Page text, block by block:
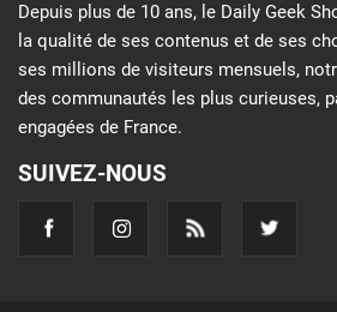
Depuis plus de 10 ans, le Daily Geek
la qualité de ses contenus et de ses
ses millions de visiteurs mensuels,
des communautés les plus curieuses,
engagées de France.
SUIVEZ-NOUS